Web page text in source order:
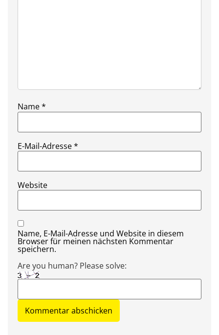
Name*
E-Mail-Adresse*
Website
Name, E-Mail-Adresse und Website in diesem
Browser für meinen nächsten Kommentar
speichern.
Are you human? Please solve: